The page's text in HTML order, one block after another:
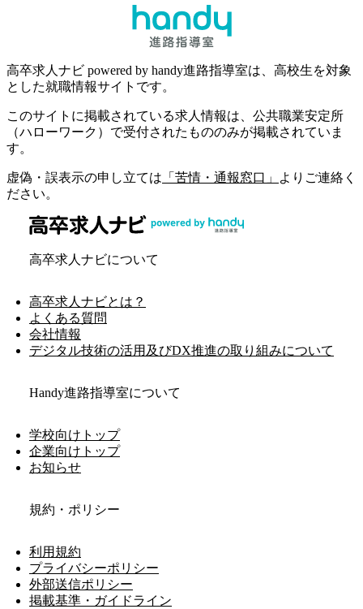
高卒求人ナビ powered by handy進路指導室は、高校生を対象
とした就職情報サイトです。
このサイトに掲載されている求人情報は、公共職業安定所
（ハローワーク）で受付されたもののみが掲載されていま
す。
虚偽・誤表示の申し立ては 「苦情・通報窓口」
よりご連絡く
ださい。
高卒求人ナビについて
高卒求人ナビとは？
よくある質問
会社情報
デジタル技術の活用及びDX推進の取り組みについて
Handy進路指導室について
学校向けトップ
企業向けトップ
お知らせ
規約・ポリシー
利用規約
プライバシーポリシー
外部送信ポリシー
掲載基準・ガイドライン